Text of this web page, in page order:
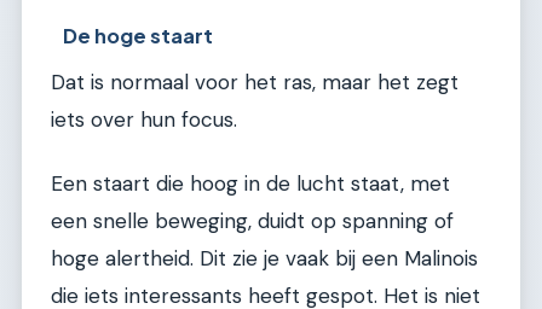
De hoge staart
Dat is normaal voor het ras, maar het zegt
iets over hun focus.
Een staart die hoog in de lucht staat, met
een snelle beweging, duidt op spanning of
hoge alertheid. Dit zie je vaak bij een Malinois
die iets interessants heeft gespot. Het is niet